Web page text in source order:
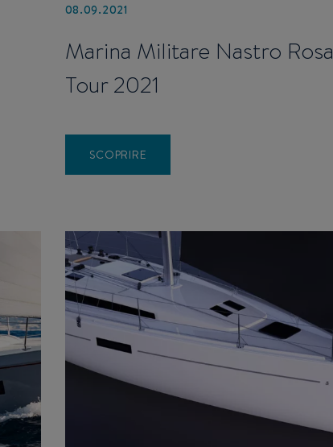
08.09.2021
Marina Militare Nastro Rosa
Tour 2021
SCOPRIRE